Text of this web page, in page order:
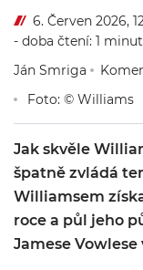
6. Červen 2026,
- doba čtení: 1
Ján Smriga
Foto: © Williams
Jak skvěle
špatně zvládá
Williamsem
roce a půl jeho
Jamese